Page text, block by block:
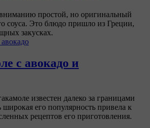
простой, но оригинальный
соуса. Это блюдо пришло из Греции,
закусках.
с авокадо и
известен далеко за границами
его популярность привела к
рецептов его приготовления.